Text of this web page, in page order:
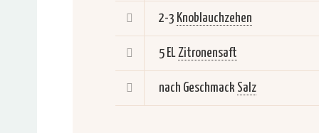
2-3 Knoblauchzehen
5 ELZitronensaft
nach Geschmack Salz